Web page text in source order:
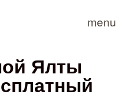
menu
Ялты